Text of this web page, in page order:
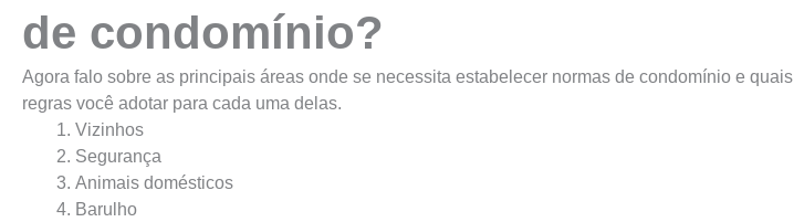
de condomínio?
Agora falo sobre as principais áreas onde se necessita estabelecer normas de condomínio e quais
regras você adotar para cada uma delas.
Vizinhos
Segurança
Animais domésticos
Barulho